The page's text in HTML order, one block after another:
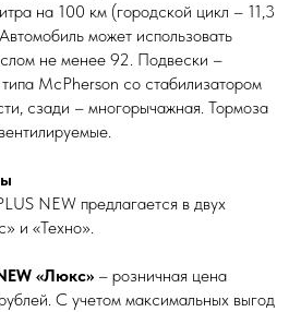
на 100 км (городской цикл – 11,3
может использовать
не менее 92. Подвески –
McPherson со стабилизатором
сзади – многорычажная. Тормоза
NEW предлагается в двух
и «Техно».
«Люкс» – розничная цена
С учетом максимальных выгод